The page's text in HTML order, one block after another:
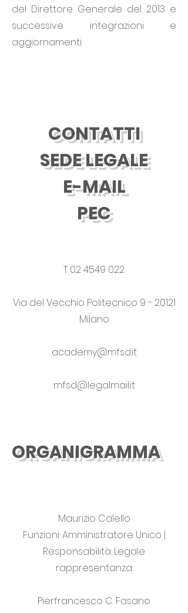
del Direttore Generale del 2013 e
successive integrazioni e
aggiornamenti.
CONTATTI
SEDE LEGALE
E-MAIL
PEC
T 02 4549 022
Via del Vecchio Politecnico 9 - 20121
Milano
academy@mfsd.it
mfsd@legalmail.it
ORGANIGRAMMA
Maurizio Calello
Funzioni: Amministratore Unico |
Responsabilità: Legale
rappresentanza
Pierfrancesco C. Fasano